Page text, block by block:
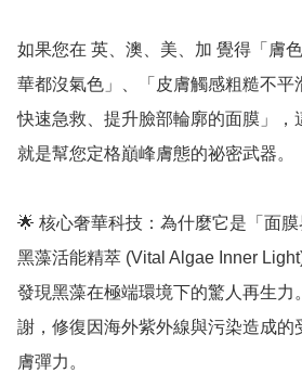
如果您在 英、澳、美、加 覺得「膚
華都沒氣色」、「皮膚觸感粗糙不平
快速急救、提升臉部輪廓的面膜」，
就是幫您定格巔峰膚態的祕密武器。
🌟 核心奢華科技：為什麼它是「面膜
黑藻活能精萃 (Vital Algae Inner
發現黑藻在極端環境下的驚人再生力
謝，修復因海外紫外線與污染造成的
膚彈力。